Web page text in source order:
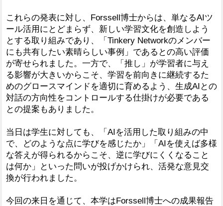
これらの発表に対し、Forssell博士からは、単なるAIツ
ール活用にとどまらず、新しい学習文化を創造しよう
とする取り組みであり、「Tinkery Networkのメンバー
にも共有したい素晴らしい事例」であるとの高い評価
が寄せられました。一方で、「推し」が学習者に与え
る影響が大きいからこそ、学習を前向きに継続するた
めのグロースマインドを適切に育めるよう、生成AIとの
対話の方向性をコントロールする仕掛けが必要である
との提案もありました。
当日は学生に対しても、「AIを活用した取り組みの中
で、どのような点に学びを感じたか」「AIを使えば多様
な答えが得られるからこそ、逆に学びにくくなること
は何か」といった問いが投げかけられ、活発な意見交
換が行われました。
今回の来日を通じて、本学はForssell博士への成果報告